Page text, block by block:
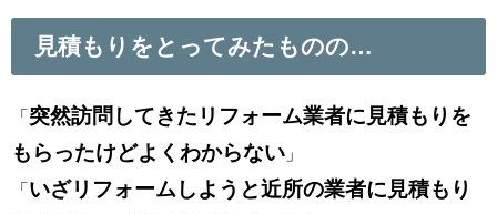
見積もりをとってみたものの…
「 突然訪問してきたリフォーム業者に見積もりを
もらったけどよくわからない 」
「 いざリフォームしようと近所の業者に見積もり